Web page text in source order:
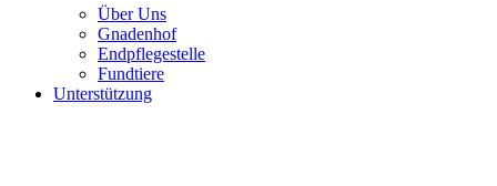
Über Uns
Gnadenhof
Endpflegestelle
Fundtiere
Unterstützung